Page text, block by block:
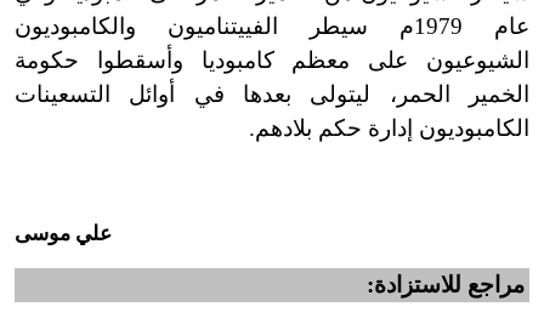
عام 1979م سيطر الفييتناميون والكامبوديون
الشيوعيون على معظم كامبوديا وأسقطوا حكومة
الخمير الحمر، ليتولى بعدها في أوائل التسعينات
الكامبوديون إدارة حكم بلادهم.
علي موسى
مراجع للاستزادة: